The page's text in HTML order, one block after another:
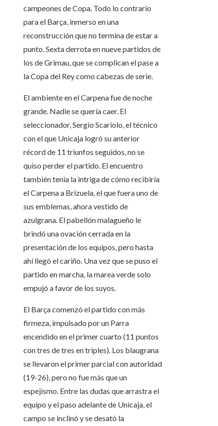
campeones de Copa. Todo lo contrario
para el Barça, inmerso en una
reconstrucción que no termina de estar a
punto. Sexta derrota en nueve partidos de
los de Grimau, que se complican el pase a
la Copa del Rey como cabezas de serie.
El ambiente en el Carpena fue de noche
grande. Nadie se quería caer. El
seleccionador, Sergio Scariolo, el técnico
con el que Unicaja logró su anterior
récord de 11 triunfos seguidos, no se
quiso perder el partido. El encuentro
también tenía la intriga de cómo recibiría
el Carpena a Brizuela, el que fuera uno de
sus emblemas, ahora vestido de
azulgrana. El pabellón malagueño le
brindó una ovación cerrada en la
presentación de los equipos, pero hasta
ahí llegó el cariño. Una vez que se puso el
partido en marcha, la marea verde solo
empujó a favor de los suyos.
El Barça comenzó el partido con más
firmeza, impulsado por un Parra
encendido en el primer cuarto (11 puntos
con tres de tres en triples). Los blaugrana
se llevaron el primer parcial con autoridad
(19-26), pero no fue más que un
espejismo. Entre las dudas que arrastra el
equipo y el paso adelante de Unicaja, el
campo se inclinó y se desató la